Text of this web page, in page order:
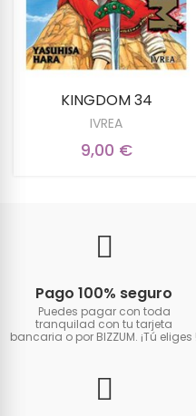
KINGDOM 34
IVREA
9,00 €
Pago 100% seguro
Puedes pagar con toda
tranquilad con tu tarjeta
bancaria o por BIZZUM. ¡Tú eliges